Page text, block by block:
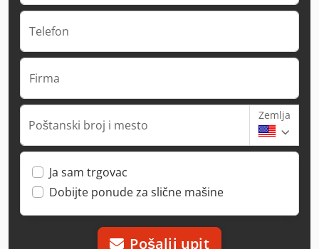
Telefon
Firma
Poštanski broj i mesto
Zemlja
Ja sam trgovac
Dobijte ponude za slične mašine
Pošalji upit